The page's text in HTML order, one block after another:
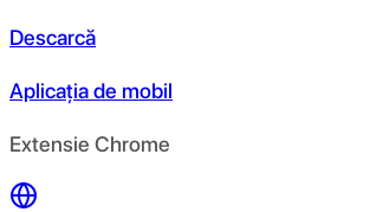
Descarcă
Aplicația de mobil
Extensie Chrome